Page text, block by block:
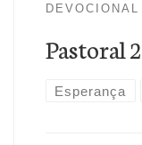
DEVOCIONAL
Pastoral
Esperança